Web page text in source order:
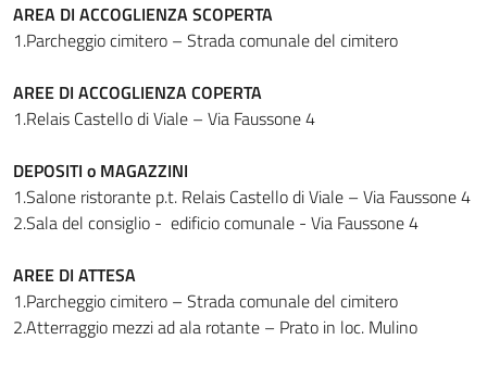
AREA DI ACCOGLIENZA SCOPERTA
1.Parcheggio cimitero – Strada comunale del cimitero
AREE DI ACCOGLIENZA COPERTA
1.Relais Castello di Viale – Via Faussone 4
DEPOSITI o MAGAZZINI
1.Salone ristorante p.t. Relais Castello di Viale – Via Faussone 4
2.Sala del consiglio - edificio comunale - Via Faussone 4
AREE DI ATTESA
1.Parcheggio cimitero – Strada comunale del cimitero
2.Atterraggio mezzi ad ala rotante – Prato in loc. Mulino